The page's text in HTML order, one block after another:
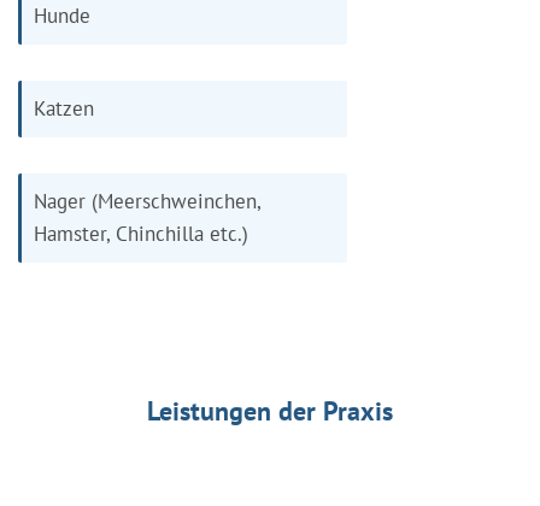
Hunde
Katzen
Nager (Meerschweinchen,
Hamster, Chinchilla etc.)
Leistungen der Praxis